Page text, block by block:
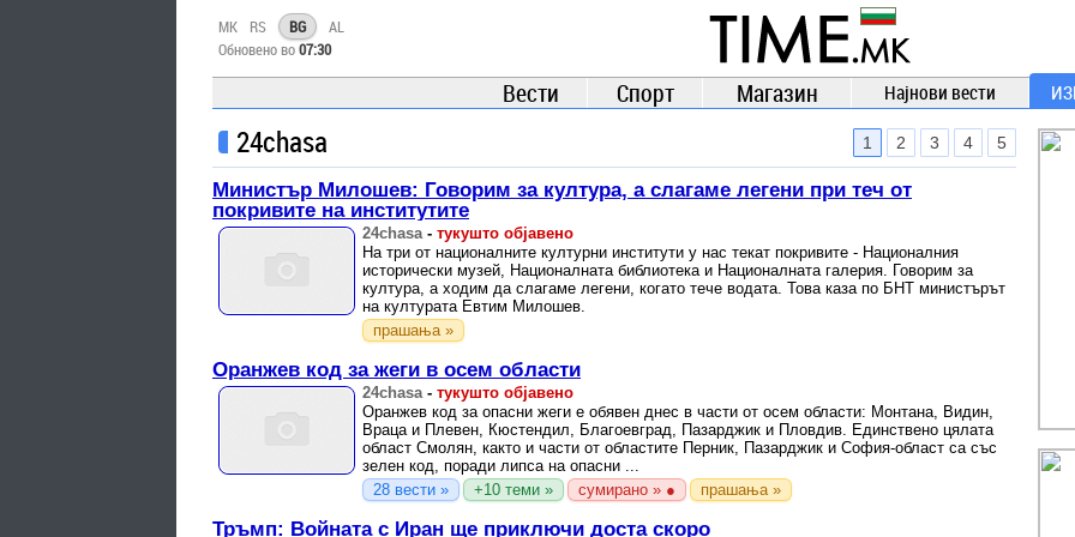
TIME.mk
ВЕСТИ
NEWS
MK RS BG
AL
Обновено во07:30
Вести Спорт Магазин Најнови вести
24chasa 1 2 3 4 5
Министър Милошев: Говорим за култура, а слагаме легени при теч от
покривите на институтите
24chasa- тукушто објавено
На три от националните културни институти у нас текат покривите - Националния
исторически музей, Националната библиотека и Националната галерия. Говорим за
култура, а ходим да слагаме легени, когато тече водата. Това каза по БНТ министърът
на културата Евтим Милошев.
прашања »
Оранжев код за жеги в осем области
24chasa- тукушто објавено
Оранжев код за опасни жеги е обявен днес в части от осем области: Монтана, Видин,
Враца и Плевен, Кюстендил, Благоевград, Пазарджик и Пловдив. Единствено цялата
област Смолян, както и части от областите Перник, Пазарджик и София-област са със
зелен код, поради липса на опасни ...
28 вести »
+10 теми » сумирано » ● прашања »
Тръмп: Войната с Иран ще приключи доста скоро